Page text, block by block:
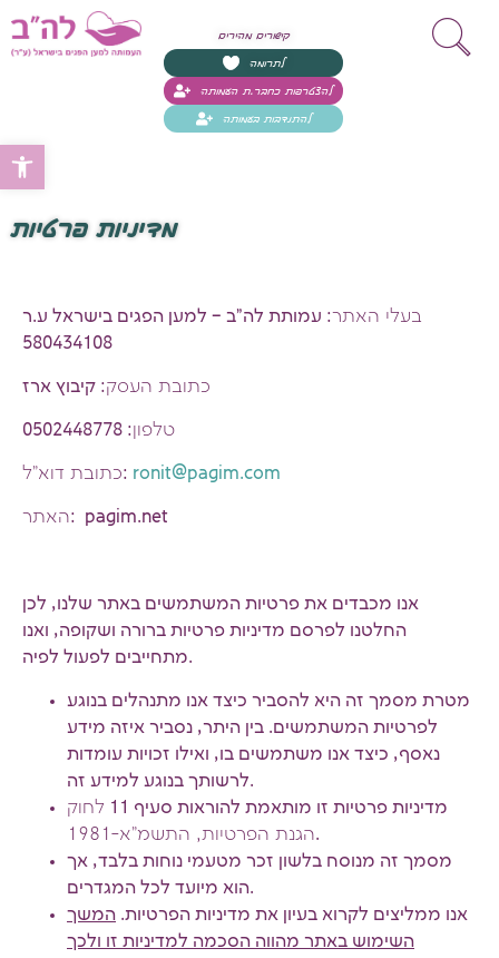
Open toolbar
קישורים מהירים
לתרומה
להצטרפות כחבר.ת העמותה
להתנדבות בעמותה
מדיניות פרטיות
בעלי האתר: עמותת לה"ב – למען הפגים בישראל ע.ר
580434108
כתובת העסק: קיבוץ ארז
טלפון: 0502448778
כתובת דוא"ל: ronit@pagim.com
האתר: pagim.net
אנו מכבדים את פרטיות המשתמשים באתר שלנו, לכן
החלטנו לפרסם מדיניות פרטיות ברורה ושקופה, ואנו
מתחייבים לפעול לפיה.
מטרת מסמך זה היא להסביר כיצד אנו מתנהלים בנוגע
לפרטיות המשתמשים. בין היתר, נסביר איזה מידע
נאסף, כיצד אנו משתמשים בו, ואילו זכויות עומדות
לרשותך בנוגע למידע זה.
מדיניות פרטיות זו מותאמת להוראות סעיף 11
לחוק
הגנת הפרטיות, התשמ"א-1981.
מסמך זה מנוסח בלשון זכר מטעמי נוחות בלבד, אך
הוא מיועד לכל המגדרים.
אנו ממליצים לקרוא בעיון את מדיניות הפרטיות. המשך
השימוש באתר מהווה הסכמה למדיניות זו ולכך